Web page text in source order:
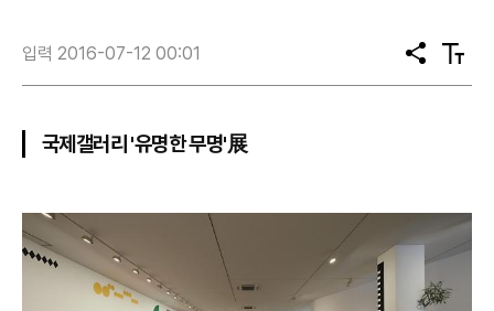
입력 2016-07-12 00:01
공
유
텍
스
국제갤러리 '유명한 무명'展